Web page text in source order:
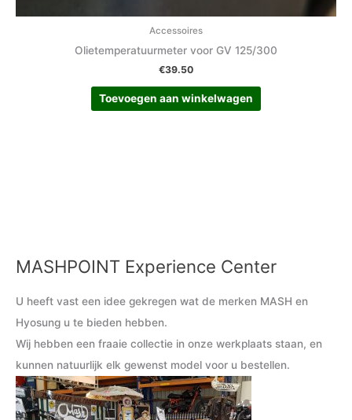
Accessoires
Olietemperatuurmeter voor GV 125/300
€39.50
Toevoegen aan winkelwagen
MASHPOINT Experience Center
U heeft vast een idee gekregen wat de merken MASH en
Hyosung u te bieden hebben.
Wij hebben een fraaie collectie in onze werkplaats staan, en
kunnen natuurlijk elk gewenst model voor u bestellen.